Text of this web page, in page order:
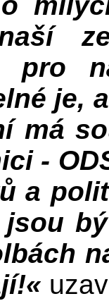
naší
pro
je,
má
-
a